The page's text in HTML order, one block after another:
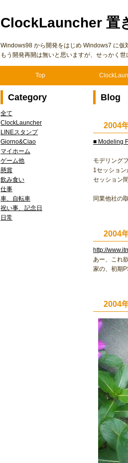
ClockLauncher 置
Windows98 から開発をはじめ Windows7 に
もう開発再開は無いと思いますが、せっかく
Top
Blog
2004
■ Modeling
モデリング
1セッショ
セッション
同業他社の
2004
http://
あー、これ
家の、初期
2004
Category
全て
ClockLauncher
LINEスタンプ
Giorno&Ciao
マイホーム
ゲーム他
懸賞
飲み食い
仕事
車、自転車
祝い事、記念日
日常